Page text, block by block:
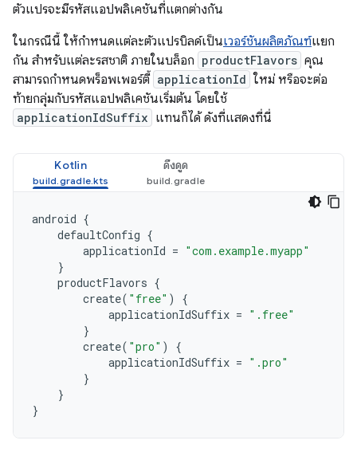
ตัวแปรจะมีรหัสแอปพลิเคชันที่แตกต่างกัน
ในกรณีนี้ ให้กำหนดแต่ละตัวแปรบิลด์เป็นเวอร์ชันผลิตภัณฑ์แยก
กัน สำหรับแต่ละรสชาติ ภายในบล็อก productFlavors คุณ
สามารถกำหนดพร็อพเพอร์ตี้ applicationId ใหม่ หรือจะต่อ
ท้ายกลุ่มกับรหัสแอปพลิเคชันเริ่มต้น โดยใช้
applicationIdSuffix แทนก็ได้ ดังที่แสดงที่นี่
Kotlin ดึงดูด
android {
defaultConfig {
applicationId = "com.example.myapp"
}
productFlavors {
create( "free" )
{
applicationIdSuffix = ".free"
}
create( "pro" )
{
applicationIdSuffix = ".pro"
}
}
}